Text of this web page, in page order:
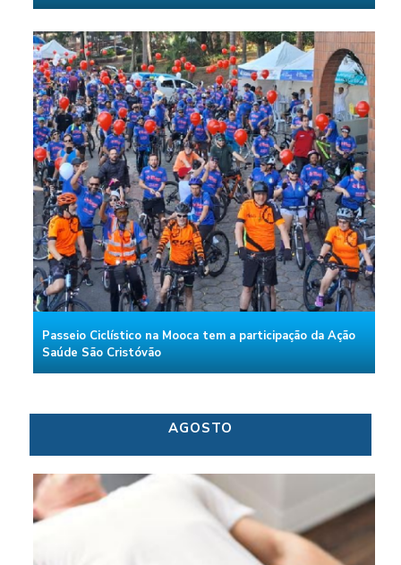
Passeio Ciclístico na Mooca tem a participação da Ação
Saúde São Cristóvão
AGOSTO